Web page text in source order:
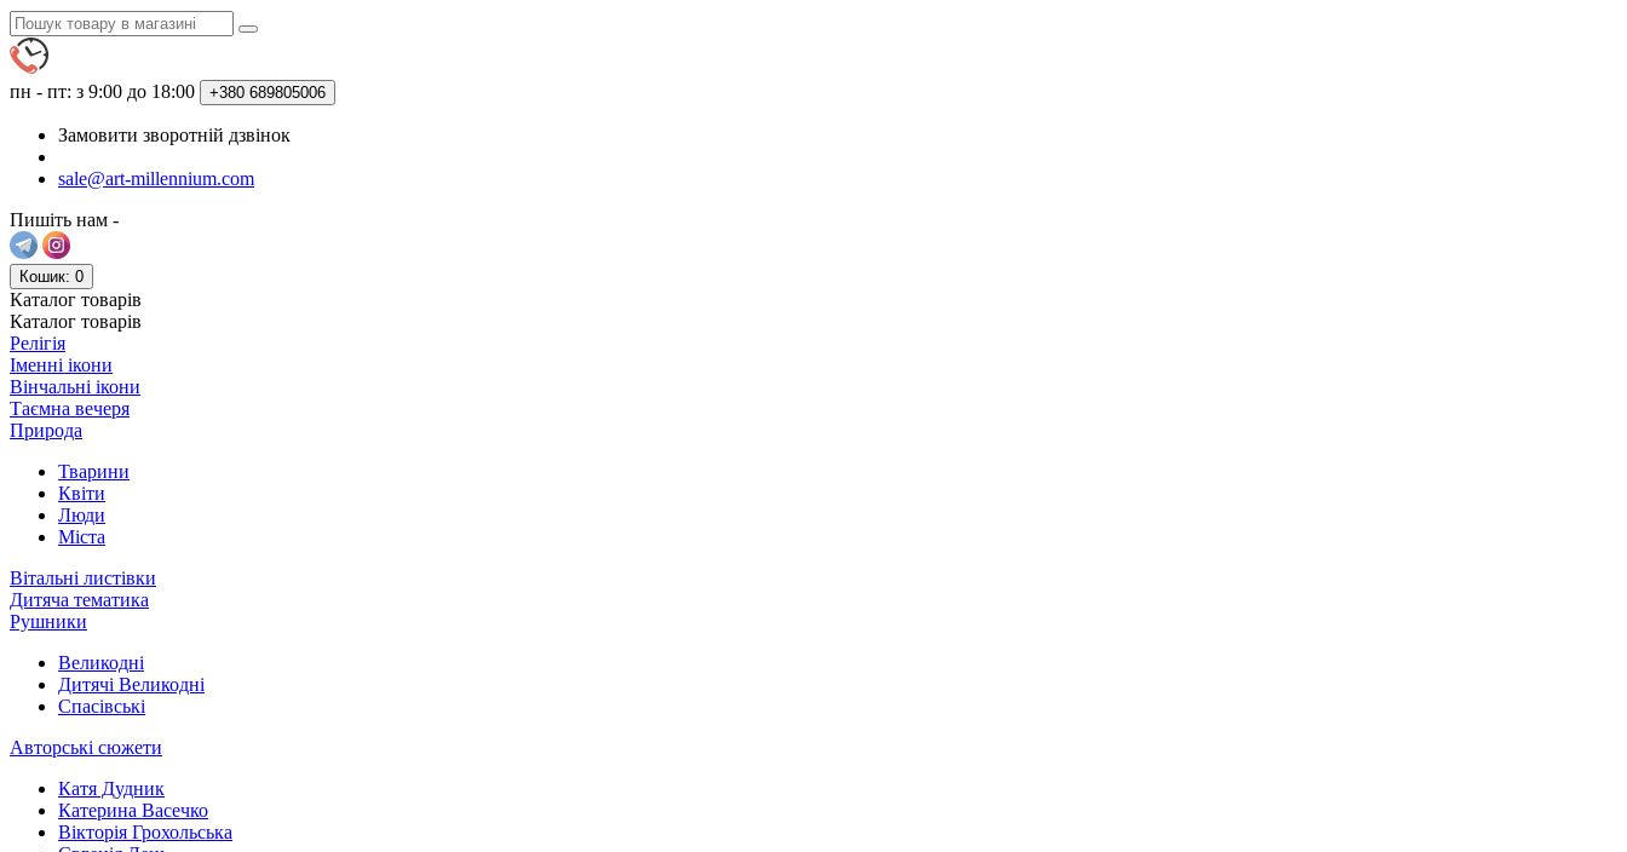
пн - пт: з 9:00 до 18:00 +380 689805006
Замовити зворотній дзвінок
sale@art-millennium.com
Пишіть нам -
Кошик: 0
Каталог товарів
Каталог товарів
Релігія
Іменні ікони
Вінчальні ікони
Таємна вечеря
Природа
Тварини
Квіти
Люди
Міста
Вітальні листівки
Дитяча тематика
Рушники
Великодні
Дитячі Великодні
Спасівські
Авторські сюжети
Катя Дудник
Катерина Васечко
Вікторія Грохольська